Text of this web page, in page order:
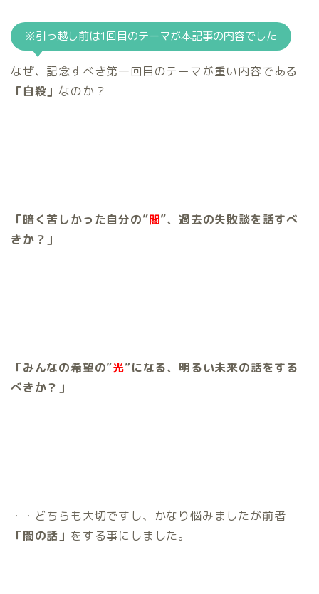
※引っ越し前は1回目のテーマが本記事の内容でした
なぜ、記念すべき第一回目のテーマが重い内容である
「自殺」 なのか？
「暗く苦しかった自分の”闇”、過去の失敗談を話すべ
きか？」
「みんなの希望の”光”になる、明るい未来の話をする
べきか？」
・・どちらも大切ですし、かなり悩みましたが前者
「闇の話」 をする事にしました。